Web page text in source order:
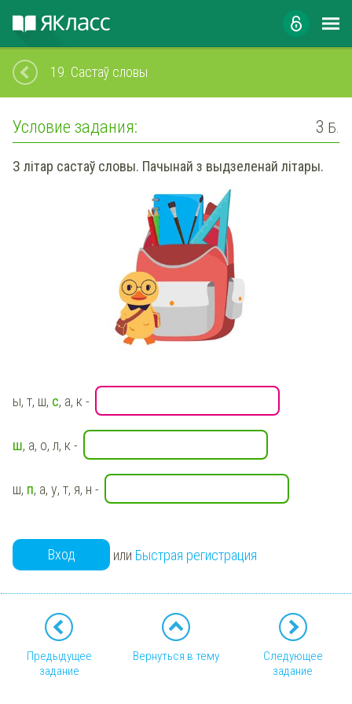
19. Састаў словы
Условие задания: 3 Б.
З літар састаў словы. Пачынай з выдзеленай літары.
ы, т, ш, с, а, к -
ш, а, о, л, к -
ш, п, а, у, т, я, н -
Вход или Быстрая регистрация
Предыдущее
задание
Вернуться в тему
Следующее
задание